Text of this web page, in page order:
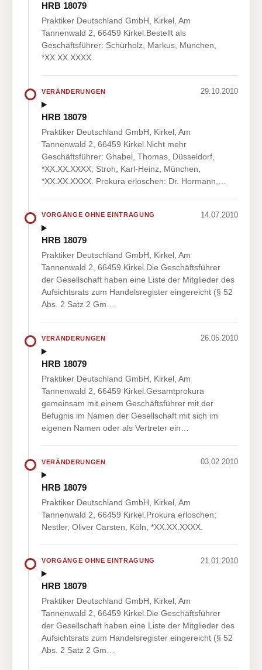
HRB 18079
Praktiker Deutschland GmbH, Kirkel, Am
Tannenwald 2, 66459 Kirkel.Bestellt als
Geschäftsführer: Schürholz, Markus, München,
*XX.XX.XXXX.
VERÄNDERUNGEN 29.10.2010
HRB 18079
Praktiker Deutschland GmbH, Kirkel, Am
Tannenwald 2, 66459 Kirkel.Nicht mehr
Geschäftsführer: Ghabel, Thomas, Düsseldorf,
*XX.XX.XXXX; Stroh, Karl-Heinz, München,
*XX.XX.XXXX. Prokura erloschen: Dr. Hormann,…
VORGÄNGE OHNE EINTRAGUNG 14.07.2010
HRB 18079
Praktiker Deutschland GmbH, Kirkel, Am
Tannenwald 2, 66459 Kirkel.Die Geschäftsführer
der Gesellschaft haben eine Liste der Mitglieder des
Aufsichtsrats zum Handelsregister eingereicht (§ 52
Abs. 2 Satz 2 Gm…
VERÄNDERUNGEN 26.05.2010
HRB 18079
Praktiker Deutschland GmbH, Kirkel, Am
Tannenwald 2, 66459 Kirkel.Gesamtprokura
gemeinsam mit einem Geschäftsführer mit der
Befugnis im Namen der Gesellschaft mit sich im
eigenen Namen oder als Vertreter ein…
VERÄNDERUNGEN 03.02.2010
HRB 18079
Praktiker Deutschland GmbH, Kirkel, Am
Tannenwald 2, 66459 Kirkel.Prokura erloschen:
Nestler, Oliver Carsten, Köln, *XX.XX.XXXX.
VORGÄNGE OHNE EINTRAGUNG 21.01.2010
HRB 18079
Praktiker Deutschland GmbH, Kirkel, Am
Tannenwald 2, 66459 Kirkel.Die Geschäftsführer
der Gesellschaft haben eine Liste der Mitglieder des
Aufsichtsrats zum Handelsregister eingereicht (§ 52
Abs. 2 Satz 2 Gm…